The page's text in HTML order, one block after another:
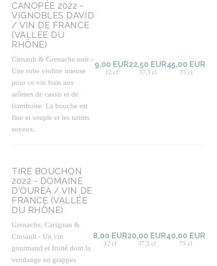
CANOPÉE 2022 -
VIGNOBLES DAVID
/ VIN DE FRANCE
(VALLÉE DU
RHÔNE)
Cinsault & Grenache noir -
Une robe violine intense
pour ce vin frais aux
arômes de cassis et de
framboise. La bouche est
fine et souple et les tanins
soyeux.
9,00 EUR
12 cl
22,50 EUR
37,5 cl
45,00 EUR
75 cl
TIRE BOUCHON
2022 - DOMAINE
D'OURÉA / VIN DE
FRANCE (VALLÉE
DU RHÔNE)
Grenache, Carignan &
Cinsault - Un vin
gourmand et fruité dont la
vendange en grappes
8,00 EUR
12 cl
20,00 EUR
37,5 cl
40,00 EUR
75 cl